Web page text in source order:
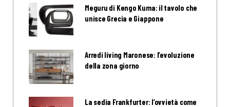
Meguru di Kengo Kuma: il tavolo che
unisce Grecia e Giappone
Arredi living Maronese: l’evoluzione
della zona giorno
La sedia Frankfurter: l’ovvietà come